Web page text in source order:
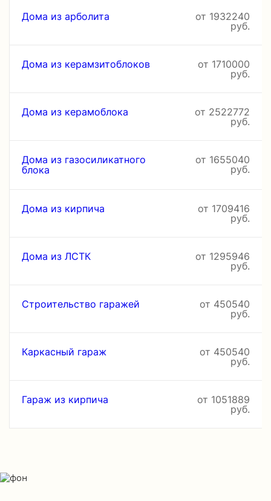
Дома из арболита
от 1932240
руб.
Дома из керамзитоблоков
от 1710000
руб.
Дома из керамоблока
от 2522772
руб.
Дома из газосиликатного
блока
от 1655040
руб.
Дома из кирпича
от 1709416
руб.
Дома из ЛСТК
от 1295946
руб.
Строительство гаражей
от 450540
руб.
Каркасный гараж
от 450540
руб.
Гараж из кирпича
от 1051889
руб.